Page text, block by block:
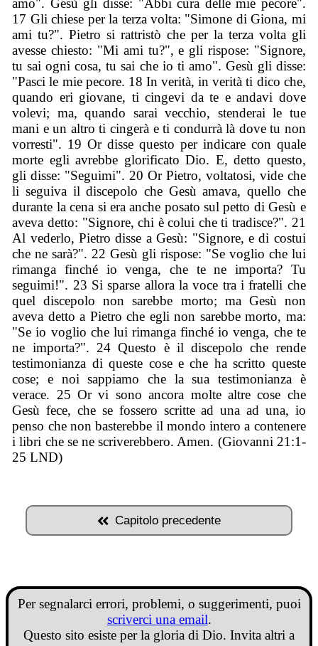
amo". Gesù gli disse: "Abbi cura delle mie pecore".
17 Gli chiese per la terza volta: "Simone di Giona, mi
ami tu?". Pietro si rattristò che per la terza volta gli
avesse chiesto: "Mi ami tu?", e gli rispose: "Signore,
tu sai ogni cosa, tu sai che io ti amo". Gesù gli disse:
"Pasci le mie pecore. 18 In verità, in verità ti dico che,
quando eri giovane, ti cingevi da te e andavi dove
volevi; ma, quando sarai vecchio, stenderai le tue
mani e un altro ti cingerà e ti condurrà là dove tu non
vorresti". 19 Or disse questo per indicare con quale
morte egli avrebbe glorificato Dio. E, detto questo,
gli disse: "Seguimi". 20 Or Pietro, voltatosi, vide che
li seguiva il discepolo che Gesù amava, quello che
durante la cena si era anche posato sul petto di Gesù e
aveva detto: "Signore, chi è colui che ti tradisce?". 21
Al vederlo, Pietro disse a Gesù: "Signore, e di costui
che ne sarà?". 22 Gesù gli rispose: "Se voglio che lui
rimanga finché io venga, che te ne importa? Tu
seguimi!". 23 Si sparse allora la voce tra i fratelli che
quel discepolo non sarebbe morto; ma Gesù non
aveva detto a Pietro che egli non sarebbe morto, ma:
"Se io voglio che lui rimanga finché io venga, che te
ne importa?". 24 Questo è il discepolo che rende
testimonianza di queste cose e che ha scritto queste
cose; e noi sappiamo che la sua testimonianza è
verace. 25 Or vi sono ancora molte altre cose che
Gesù fece, che se fossero scritte ad una ad una, io
penso che non basterebbe il mondo intero a contenere
i libri che se ne scriverebbero. Amen. (Giovanni 21:1-
25 LND)
Capitolo precedente
Per segnalarci errori, problemi, o suggerimenti, puoi
scriverci una email.
Questo sito esiste per la gloria di Dio. Invita altri a